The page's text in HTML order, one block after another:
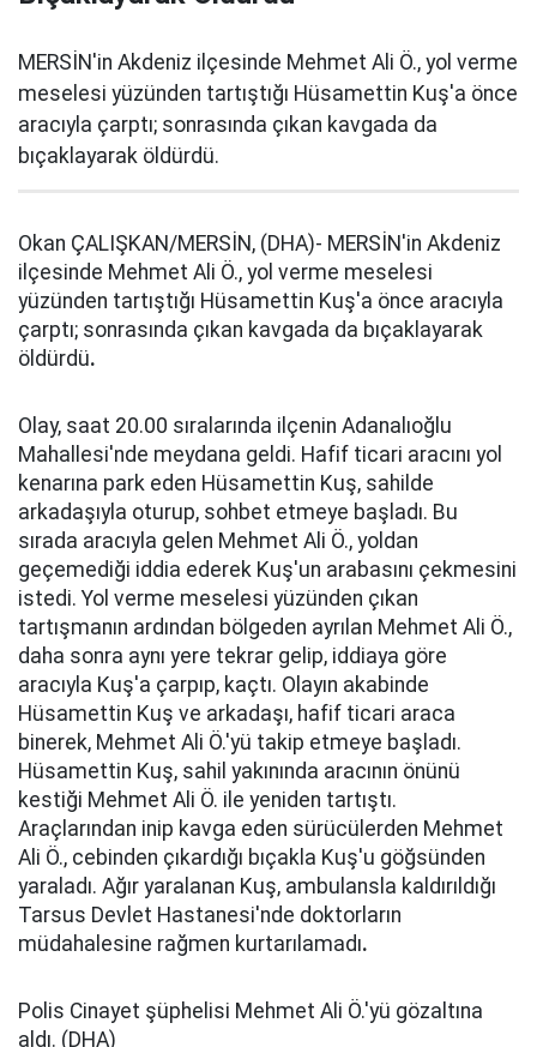
MERSİN'in Akdeniz ilçesinde Mehmet Ali Ö., yol verme
meselesi yüzünden tartıştığı Hüsamettin Kuş'a önce
aracıyla çarptı; sonrasında çıkan kavgada da
bıçaklayarak öldürdü.
Okan ÇALIŞKAN/MERSİN, (DHA)- MERSİN'in Akdeniz
ilçesinde Mehmet Ali Ö., yol verme meselesi
yüzünden tartıştığı Hüsamettin Kuş'a önce aracıyla
çarptı; sonrasında çıkan kavgada da bıçaklayarak
öldürdü.
Olay, saat 20.00 sıralarında ilçenin Adanalıoğlu
Mahallesi'nde meydana geldi. Hafif ticari aracını yol
kenarına park eden Hüsamettin Kuş, sahilde
arkadaşıyla oturup, sohbet etmeye başladı. Bu
sırada aracıyla gelen Mehmet Ali Ö., yoldan
geçemediği iddia ederek Kuş'un arabasını çekmesini
istedi. Yol verme meselesi yüzünden çıkan
tartışmanın ardından bölgeden ayrılan Mehmet Ali Ö.,
daha sonra aynı yere tekrar gelip, iddiaya göre
aracıyla Kuş'a çarpıp, kaçtı. Olayın akabinde
Hüsamettin Kuş ve arkadaşı, hafif ticari araca
binerek, Mehmet Ali Ö.'yü takip etmeye başladı.
Hüsamettin Kuş, sahil yakınında aracının önünü
kestiği Mehmet Ali Ö. ile yeniden tartıştı.
Araçlarından inip kavga eden sürücülerden Mehmet
Ali Ö., cebinden çıkardığı bıçakla Kuş'u göğsünden
yaraladı. Ağır yaralanan Kuş, ambulansla kaldırıldığı
Tarsus Devlet Hastanesi'nde doktorların
müdahalesine rağmen kurtarılamadı.
Polis Cinayet şüphelisi Mehmet Ali Ö.'yü gözaltına
aldı. (DHA)